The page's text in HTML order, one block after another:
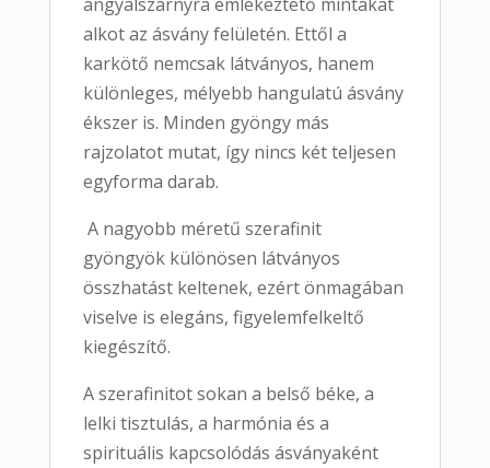
alkot az ásvány felületén. Ettől a
karkötő nemcsak látványos, hanem
különleges, mélyebb hangulatú ásvány
ékszer is. Minden gyöngy más
rajzolatot mutat, így nincs két teljesen
egyforma darab.
A nagyobb méretű szerafinit
gyöngyök különösen látványos
összhatást keltenek, ezért önmagában
viselve is elegáns, figyelemfelkeltő
kiegészítő.
A szerafinitot sokan a belső béke, a
lelki tisztulás, a harmónia és a
spirituális kapcsolódás ásványaként